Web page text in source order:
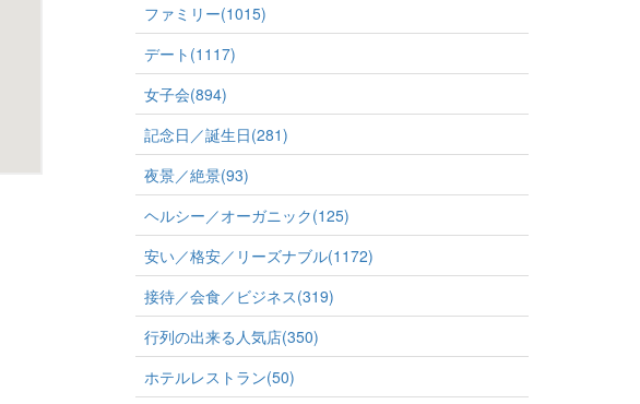
ファミリー(1015)
デート(1117)
女子会(894)
記念日／誕生日(281)
夜景／絶景(93)
ヘルシー／オーガニック(125)
安い／格安／リーズナブル(1172)
接待／会食／ビジネス(319)
行列の出来る人気店(350)
ホテルレストラン(50)